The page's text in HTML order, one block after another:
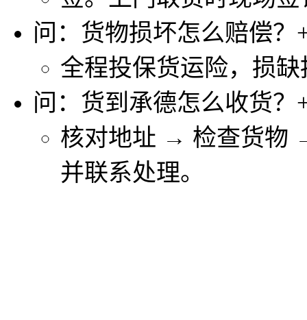
问：货物损坏怎么赔偿？
全程投保货运险，损
问：货到承德怎么收货？
核对地址 → 检查货物
并联系处理。